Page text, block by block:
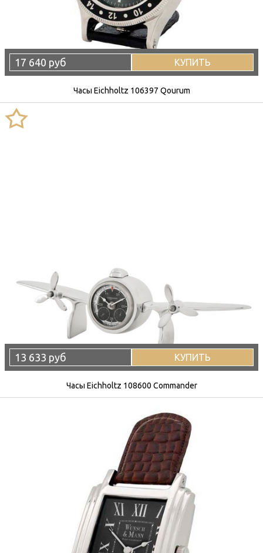
17 640 руб КУПИТЬ
Часы Eichholtz 106397 Qourum
13 633 руб КУПИТЬ
Часы Eichholtz 108600 Commander